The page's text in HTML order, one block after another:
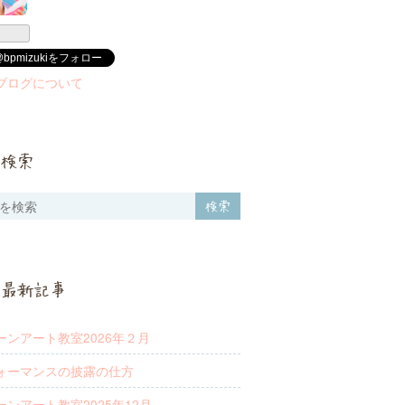
をフォロー
ログについて
検索
最新記事
ンアート教室2026年２月
ーマンスの披露の仕方